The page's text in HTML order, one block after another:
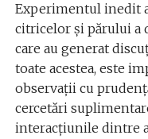
Experimentul inedit
citricelor și părului a
care au generat
toate acestea, este
observații cu
cercetări
interacțiunile dintre